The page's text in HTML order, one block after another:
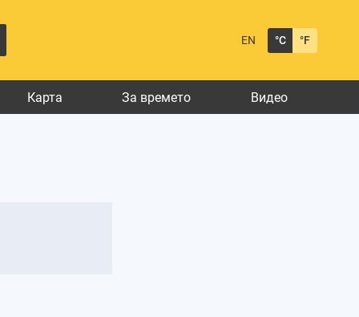
EN °C °F
Карта За времето Видео